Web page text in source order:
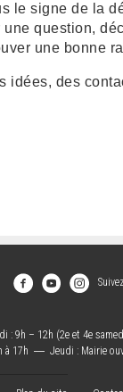
le signe de la
question,
une bonne
idées, des
: 9h – 12h (2e et 4e
à 17h ― Jeudi : Mairie